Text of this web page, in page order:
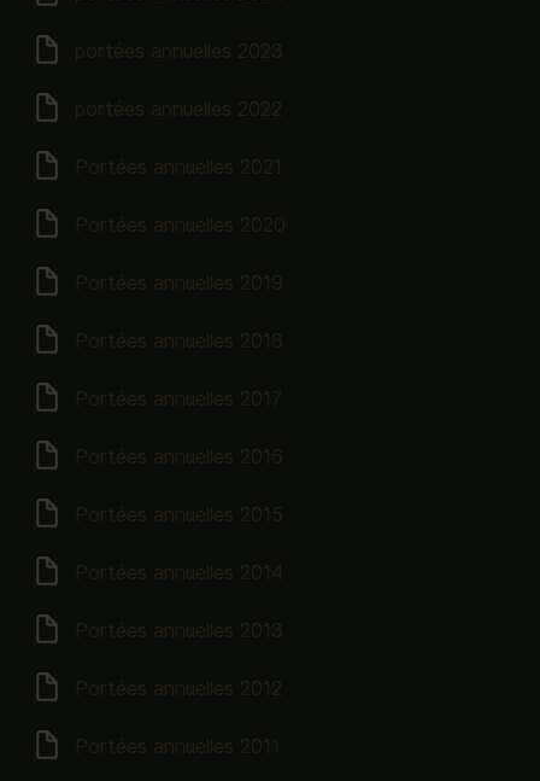
portées annuelles 2023
portées annuelles 2022
Portées annuelles 2021
Portées annuelles 2020
Portées annuelles 2019
Portées annuelles 2018
Portées annuelles 2017
Portées annuelles 2016
Portées annuelles 2015
Portées annuelles 2014
Portées annuelles 2013
Portées annuelles 2012
Portées annuelles 2011